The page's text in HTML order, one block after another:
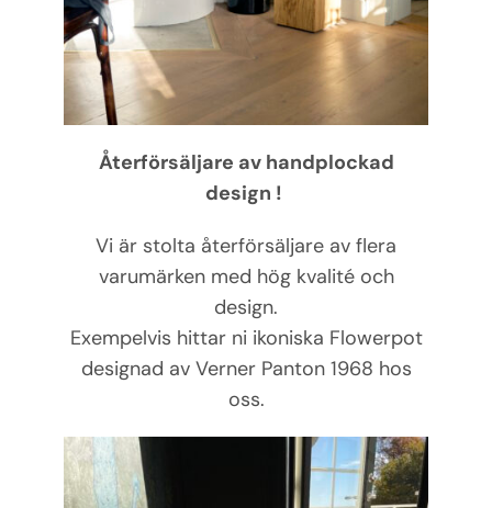
Återförsäljare av handplockad
design !
Vi är stolta återförsäljare av flera
varumärken med hög kvalité och
design.
Exempelvis hittar ni ikoniska Flowerpot
designad av Verner Panton 1968 hos
oss.